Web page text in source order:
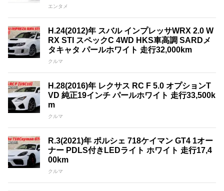
エンタメ
H.24(2012)年 スバル インプレッサWRX 2.0 W
RX STI スペックC 4WD HKS車高調 SARDメ
タキャタ パールホワイト 走行32,000km
クルマ
H.28(2016)年 レクサス RC F 5.0 オプションT
VD 純正19インチ パールホワイト 走行33,500k
m
クルマ
R.3(2021)年 ポルシェ 718ケイマン GT4 1オー
ナー PDLS付きLEDライト ホワイト 走行17,4
00km
クルマ